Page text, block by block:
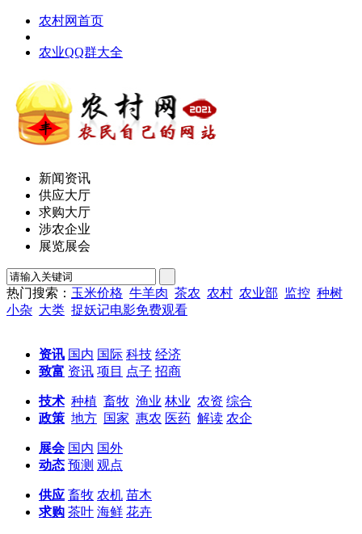
农村网首页
农业QQ群大全
新闻资讯
供应大厅
求购大厅
涉农企业
展览展会
热门搜索： 玉米价格 牛羊肉 茶农 农村 农业部 监控 种树
小杂 大类 捉妖记电影免费观看
资讯 国内 国际 科技 经济
致富 资讯 项目 点子 招商
技术 种植 畜牧 渔业 林业 农资 综合
政策 地方 国家 惠农 医药 解读 农企
展会 国内 国外
动态 预测 观点
供应 畜牧 农机 苗木
求购 茶叶 海鲜 花卉